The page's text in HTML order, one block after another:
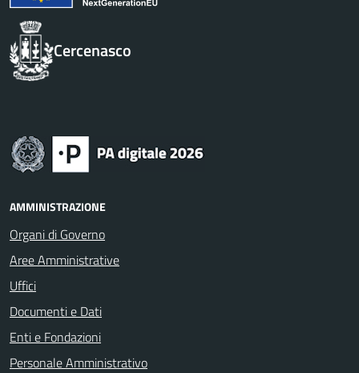
Cercenasco
AMMINISTRAZIONE
Organi di Governo
Aree Amministrative
Uffici
Documenti e Dati
Enti e Fondazioni
Personale Amministrativo